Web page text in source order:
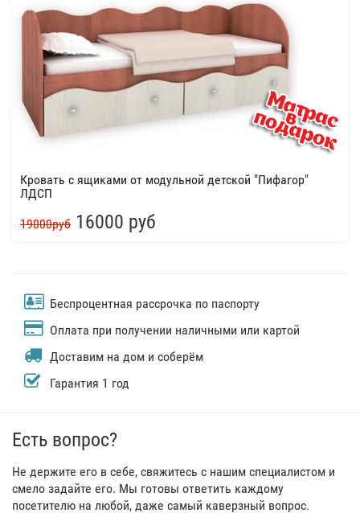
Кровать с ящиками от модульной детской "Пифагор"
ЛДСП
19000руб 16000 руб
Беспроцентная рассрочка по паспорту
Оплата при получении наличными или картой
Доставим на дом и соберём
Гарантия 1 год
Есть вопрос?
Не держите его в себе, свяжитесь с нашим специалистом и
смело задайте его. Мы готовы ответить каждому
посетителю на любой, даже самый каверзный вопрос.